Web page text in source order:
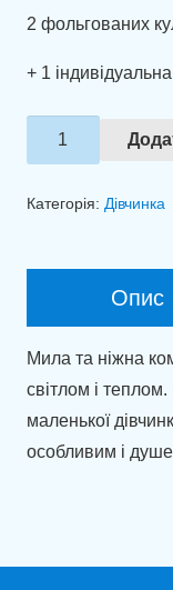
2 фольгованих
+ 1
Набір
куль
Категорія: Дівчинка
Опис
Мила та ніжна
світлом і теплом.
маленької
особливим і